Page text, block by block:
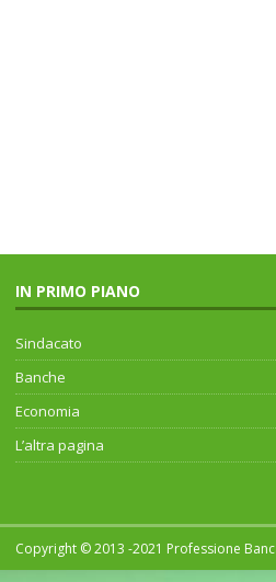
IN PRIMO PIANO
Sindacato
Banche
Economia
L’altra pagina
Copyright © 2013 -2021 Professione